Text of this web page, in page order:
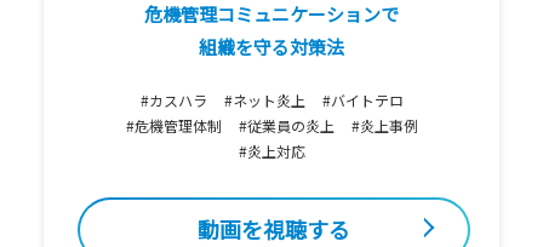
危機管理コミュニケーションで
組織を守る対策法
#カスハラ #ネット炎上
#バイトテロ
#危機管理体制
#従業員の炎上
#炎上事例
#炎上対応
動画を視聴する